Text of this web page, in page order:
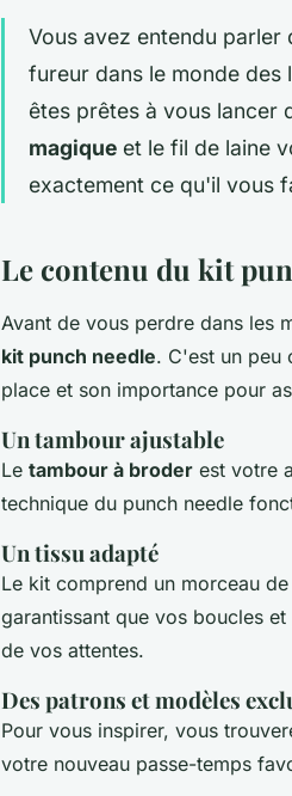
Vous avez entendu
fureur dans le monde
êtes prêtes à vous lancer
magique et le fil de laine
exactement ce qu'il vous
Le contenu du kit
Avant de vous perdre dans les
kit punch needle. C'est un peu
place et son importance pour
Un tambour ajustable
Le tambour à broder est votre
technique du punch needle
Un tissu adapté
Le kit comprend un morceau de
garantissant que vos boucles
de vos attentes.
Des patrons et modèles
Pour vous inspirer, vous
votre nouveau passe-temps